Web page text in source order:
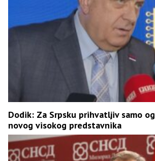
Dodik: Za Srpsku prihvatljiv samo
novog visokog predstavnika